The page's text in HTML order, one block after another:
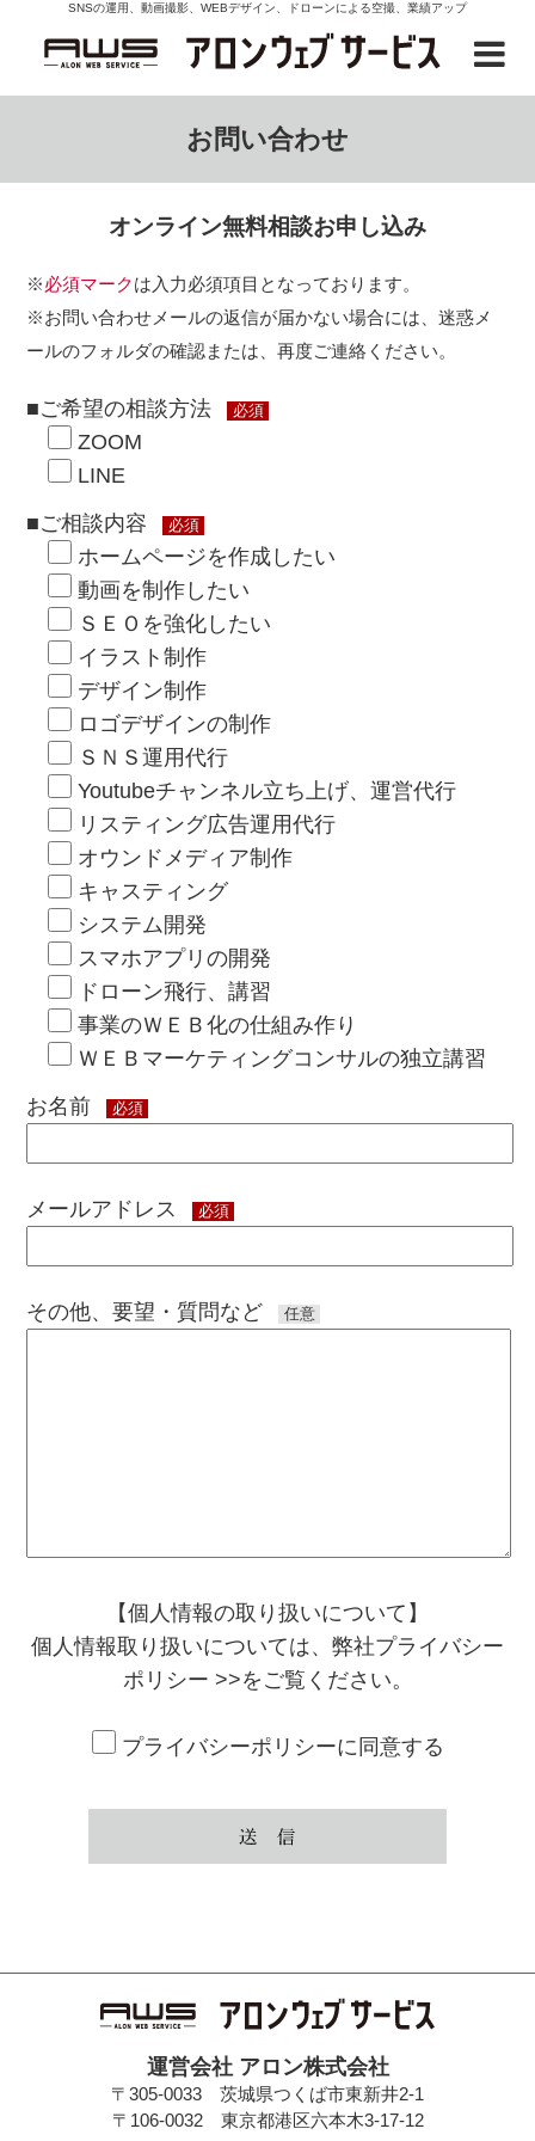
SNSの運用、動画撮影、WEBデザイン、ドローンによる空撮、業績アップ
お問い合わせ
オンライン無料相談お申し込み
※必須マークは入力必須項目となっております。
※お問い合わせメールの返信が届かない場合には、迷惑メ
ールのフォルダの確認または、再度ご連絡ください。
■ご希望の相談方法 必須
ZOOM
LINE
■ご相談内容 必須
ホームページを作成したい
動画を制作したい
ＳＥＯを強化したい
イラスト制作
デザイン制作
ロゴデザインの制作
ＳＮＳ運用代行
Youtubeチャンネル立ち上げ、運営代行
リスティング広告運用代行
オウンドメディア制作
キャスティング
システム開発
スマホアプリの開発
ドローン飛行、講習
事業のＷＥＢ化の仕組み作り
ＷＥＢマーケティングコンサルの独立講習
お名前 必須
メールアドレス 必須
その他、要望・質問など 任意
【個人情報の取り扱いについて】
個人情報取り扱いについては、 弊社プライバシー
ポリシー >>をご覧ください。
プライバシーポリシーに同意する
運営会社 アロン株式会社
〒305-0033 茨城県つくば市東新井2-1
〒106-0032 東京都港区六本木3-17-12